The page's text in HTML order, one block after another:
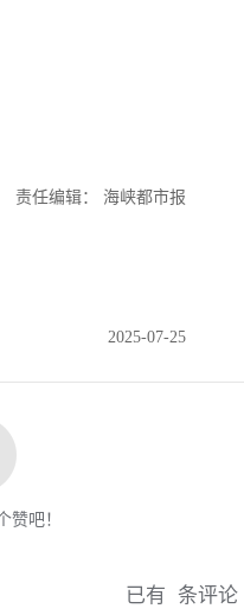
责任编辑： 海峡都市报
2025-07-25
赞吧！
已有 条评论